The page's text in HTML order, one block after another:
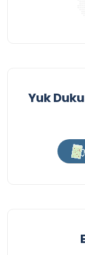
Yuk